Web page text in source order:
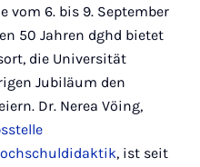
vom 6. bis 9. September
50 Jahren dghd bietet
die Universität
Jubiläum den
Dr. Nerea Vöing,
, ist seit